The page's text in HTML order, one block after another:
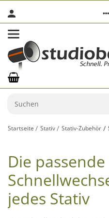
Startseite Stativ Stativ-Zubehör
Die passende
jedes Stativ